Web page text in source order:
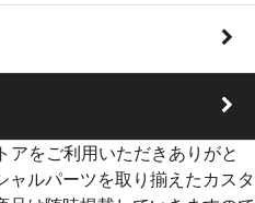
アをご利用いただきありがと
ャルパーツを取り揃えたカスタ